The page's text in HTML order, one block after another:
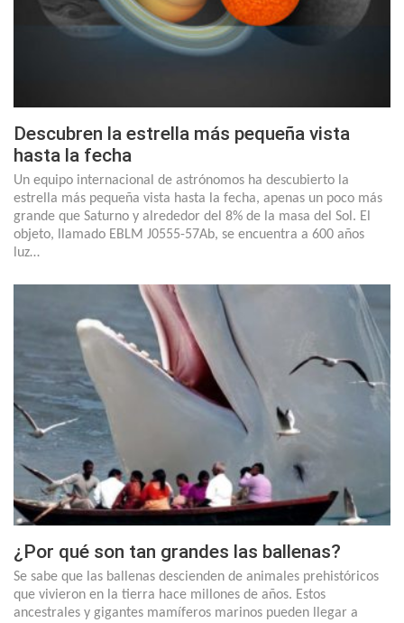
Descubren la estrella más pequeña vista
hasta la fecha
Un equipo internacional de astrónomos ha descubierto la
estrella más pequeña vista hasta la fecha, apenas un poco más
grande que Saturno y alrededor del 8% de la masa del Sol. El
objeto, llamado EBLM J0555-57Ab, se encuentra a 600 años
luz…
¿Por qué son tan grandes las ballenas?
Se sabe que las ballenas descienden de animales prehistóricos
que vivieron en la tierra hace millones de años. Estos
ancestrales y gigantes mamíferos marinos pueden llegar a